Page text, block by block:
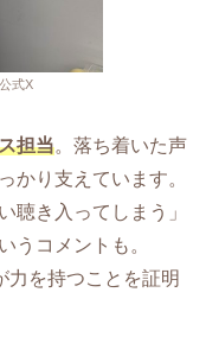
式X
担当。落ち着いた声
かり支えています。
聴き入ってしまう」
うコメントも。
力を持つことを証明